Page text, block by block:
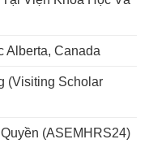
Alberta, Canada
(Visiting Scholar
(ASEMHRS24)